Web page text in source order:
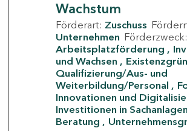
Wachstum
Förderart: Zuschuss
Unternehmen Förderzweck:
Arbeitsplatzförderung
und Wachsen
Qualifizierung/Aus- und
Weiterbildung/Personal
Innovationen und
Investitionen in
Beratung